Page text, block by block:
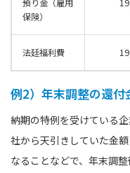
預り金（雇用
保険）
法廷福利費
例2）年末調整の還
納期の特例を受けている
社から天引きしていた金
なることなどで、年末調